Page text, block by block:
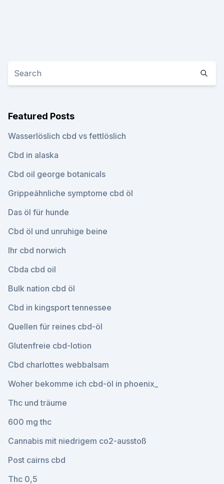
Featured Posts
Wasserlöslich cbd vs fettlöslich
Cbd in alaska
Cbd oil george botanicals
Grippeähnliche symptome cbd öl
Das öl für hunde
Cbd öl und unruhige beine
Ihr cbd norwich
Cbda cbd oil
Bulk nation cbd öl
Cbd in kingsport tennessee
Quellen für reines cbd-öl
Glutenfreie cbd-lotion
Cbd charlottes webbalsam
Woher bekomme ich cbd-öl in phoenix_
Thc und träume
600 mg thc
Cannabis mit niedrigem co2-ausstoß
Post cairns cbd
Thc 0,5